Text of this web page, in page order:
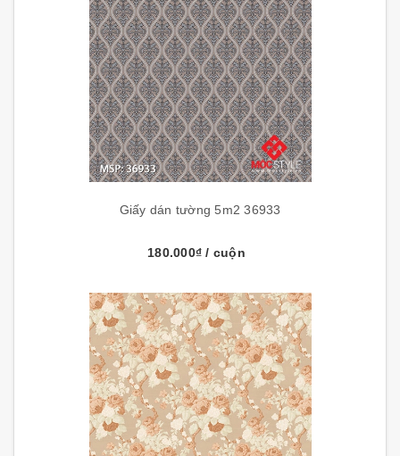
Giấy dán tường 5m2 36933
180.000₫/ cuộn